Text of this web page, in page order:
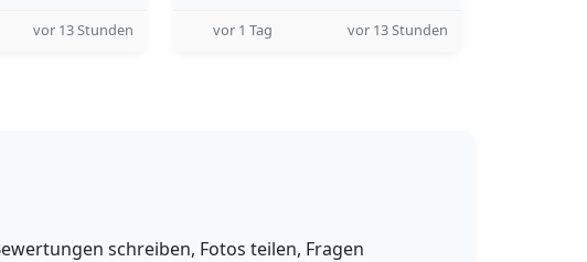
vor 13 Stunden vor 1 Tag vor 13 Stunden
schreiben, Fotos teilen, Fragen